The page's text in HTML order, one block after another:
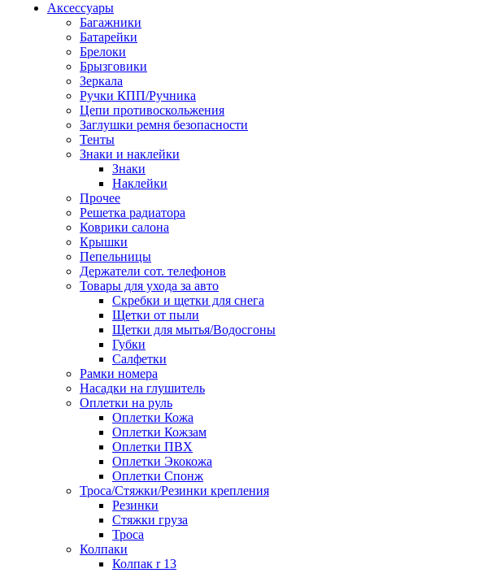
Аксессуары
Багажники
Батарейки
Брелоки
Брызговики
Зеркала
Ручки КПП/Ручника
Цепи противоскольжения
Заглушки ремня безопасности
Тенты
Знаки и наклейки
Знаки
Наклейки
Прочее
Решетка радиатора
Коврики салона
Крышки
Пепельницы
Держатели сот. телефонов
Товары для ухода за авто
Скребки и щетки для снега
Щетки от пыли
Щетки для мытья/Водосгоны
Губки
Салфетки
Рамки номера
Насадки на глушитель
Оплетки на руль
Оплетки Кожа
Оплетки Кожзам
Оплетки ПВХ
Оплетки Экокожа
Оплетки Спонж
Троса/Стяжки/Резинки крепления
Резинки
Стяжки груза
Троса
Колпаки
Колпак r 13